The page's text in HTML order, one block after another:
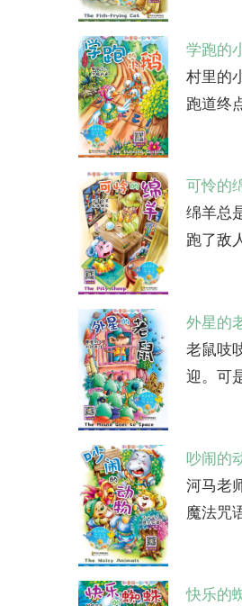
学跑的
村里的
跑道终
可怜的
绵羊总
跑了敌
外星的
老鼠吱
迎。可
吵闹的
河马老
魔法咒
快乐的